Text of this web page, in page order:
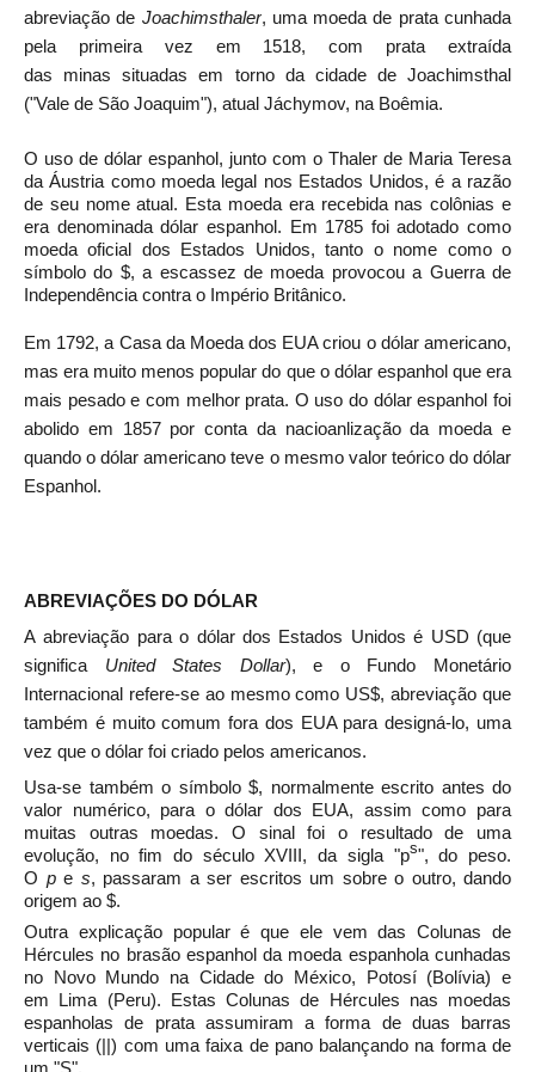
abreviação de Joachimsthaler, uma moeda de prata cunhada
pela primeira vez em 1518, com prata extraída
das minas situadas em torno da cidade de Joachimsthal
("Vale de São Joaquim"), atual Jáchymov, na Boêmia.
O uso de dólar espanhol, junto com o Thaler de Maria Teresa
da Áustria como moeda legal nos Estados Unidos, é a razão
de seu nome atual. Esta moeda era recebida nas colônias e
era denominada dólar espanhol. Em 1785 foi adotado como
moeda oficial dos Estados Unidos, tanto o nome como o
símbolo do $, a escassez de moeda provocou a Guerra de
Independência contra o Império Britânico.
Em 1792, a Casa da Moeda dos EUA criou o dólar americano,
mas era muito menos popular do que o dólar espanhol que era
mais pesado e com melhor prata. O uso do dólar espanhol foi
abolido em 1857 por conta da nacioanlização da moeda e
quando o dólar americano teve o mesmo valor teórico do dólar
Espanhol.
ABREVIAÇÕES DO DÓLAR
A abreviação para o dólar dos Estados Unidos é USD (que
significa United States Dollar), e o Fundo Monetário
Internacional refere-se ao mesmo como US$, abreviação que
também é muito comum fora dos EUA para designá-lo, uma
vez que o dólar foi criado pelos americanos.
Usa-se também o símbolo $, normalmente escrito antes do
valor numérico, para o dólar dos EUA, assim como para
muitas outras moedas. O sinal foi o resultado de uma
evolução, no fim do século XVIII, da sigla "ps", do peso.
O pe s, passaram a ser escritos um sobre o outro, dando
origem ao $.
Outra explicação popular é que ele vem das Colunas de
Hércules no brasão espanhol da moeda espanhola cunhadas
no Novo Mundo na Cidade do México, Potosí (Bolívia) e
em Lima (Peru). Estas Colunas de Hércules nas moedas
espanholas de prata assumiram a forma de duas barras
verticais (||) com uma faixa de pano balançando na forma de
um "S".